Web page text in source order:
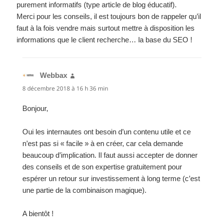
purement informatifs (type article de blog éducatif).
Merci pour les conseils, il est toujours bon de rappeler qu’il
faut à la fois vendre mais surtout mettre à disposition les
informations que le client recherche… la base du SEO !
Webbax
8 décembre 2018 à 16 h 36 min
Bonjour,
Oui les internautes ont besoin d’un contenu utile et ce
n’est pas si « facile » à en créer, car cela demande
beaucoup d’implication. Il faut aussi accepter de donner
des conseils et de son expertise gratuitement pour
espérer un retour sur investissement à long terme (c’est
une partie de la combinaison magique).
A bientôt !